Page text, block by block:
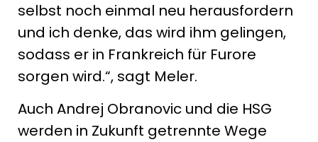
selbst noch einmal neu herausfordern
und ich denke, das wird ihm gelingen,
sodass er in Frankreich für Furore
sorgen wird.“, sagt Meler.
Auch Andrej Obranovic und die HSG
werden in Zukunft getrennte Wege